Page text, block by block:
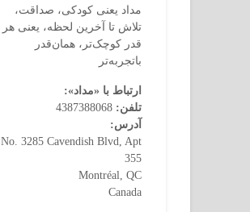
مداد یعنی کودکی، صداقت،
تلاش تا آخرین لحظه، یعنی هر
قدر کوچک‌تر، همان‌قدر
باتجربه‌تر
ارتباط با «مداد»:
تلفن:
آدرس:
No. 3285 Cavendish Blvd, Apt
355
Montréal, QC
Canada